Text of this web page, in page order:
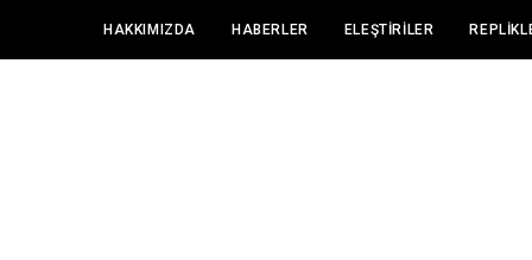
HAKKIMIZDA HABERLER ELEŞTIRILER